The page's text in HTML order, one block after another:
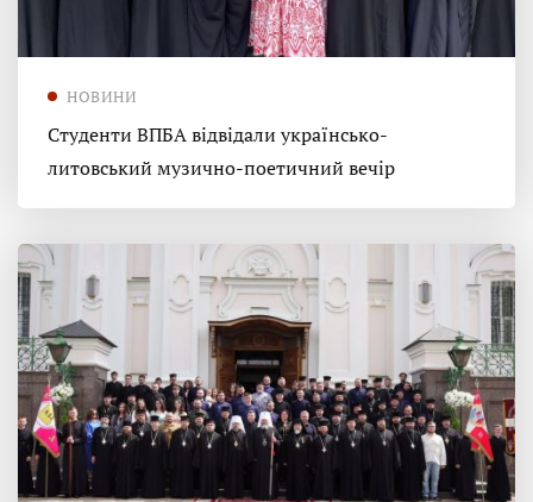
НОВИНИ
Студенти ВПБА відвідали українсько-
литовський музично-поетичний вечір